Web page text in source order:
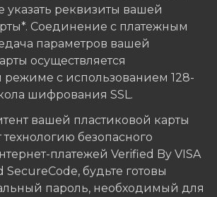
указать реквизиты вашей
Соединение с платежным
параметров вашей
осуществляется
с использованием 128-
шифрования SSL.
вашей пластиковой карты
безопасного
платежей Verified By VISA
будьте готовы
пароль, необходимый для